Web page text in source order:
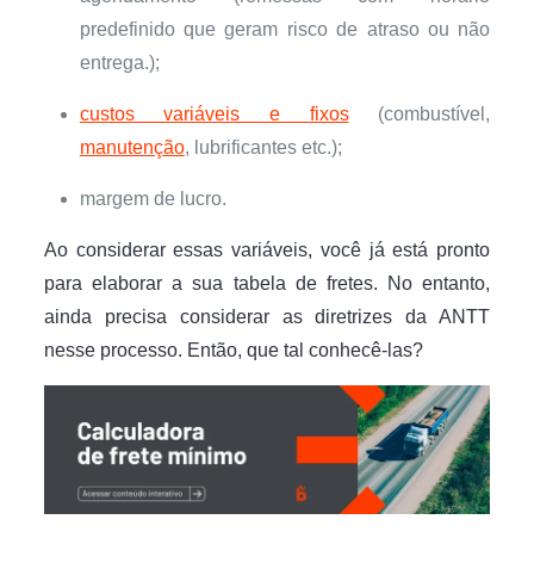
predefinido que geram risco de atraso ou não
entrega.);
custos variáveis e fixos(combustível,
manutenção, lubrificantes etc.);
margem de lucro.
Ao considerar essas variáveis, você já está pronto
para elaborar a sua tabela de fretes. No entanto,
ainda precisa considerar as diretrizes da ANTT
nesse processo. Então, que tal conhecê-las?